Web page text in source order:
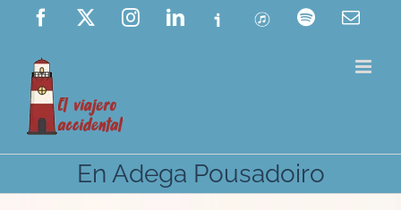
Saltar
contenido
Facebook InstagramLinkedIn
Ivoox ITunes Spotify
En Adega Pousadoiro